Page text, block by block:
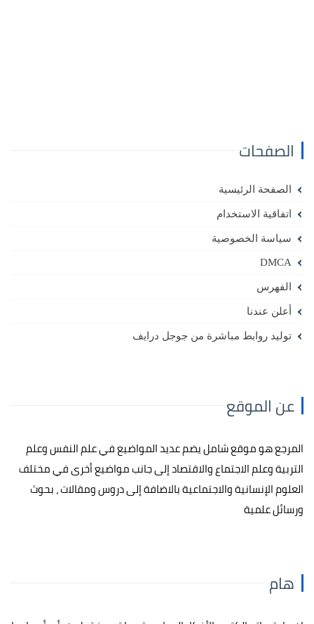
الصفحات
الصفحة الرئيسية
اتفاقية الاستخدام
سياسة الخصوصية
DMCA
الفهرس
أعلن عندنا
توليد روابط مباشرة من جوجل درايف
عن الموقع
المرجع هو موقع شامل يضم عديد المواضيع في علم النفس وعلم
التربية وعلم الاجتماع والاقتصاد إلى جانب مواضيع أخرى في مختلف
العلوم الإنسانية والاجتماعية بالاضافة إلى دروس ومقالات ، بحوث
ورسائل علمية
هام